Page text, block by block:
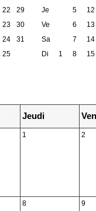
22
29
23
30
24
31
25
Je
5
12
Ve
6
13
Sa
7
14
Di
1 8 15
Jeudi
1 2
8 9